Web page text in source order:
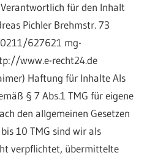
für den Inhalt
Pichler Brehmstr. 73
627621 mg-
www.e-recht24.de
Haftung für Inhalte Als
§ 7 Abs.1 TMG für eigene
den allgemeinen Gesetzen
10 TMG sind wir als
verpflichtet, übermittelte